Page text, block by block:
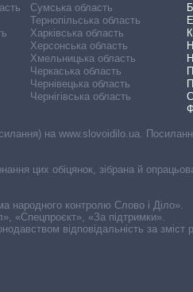
Сумська область
Тернопільська область
Харківська область
Херсонська область
Хмельницька область
Черкаська область
Чернівецька область
Чернігівська область
на www.slovoidilo.ua.
цих обіцянок, зібрана й
народного контролю Слово і Діло».
«Спецпроєкт», «За підтримки».
відповідальність за зміст